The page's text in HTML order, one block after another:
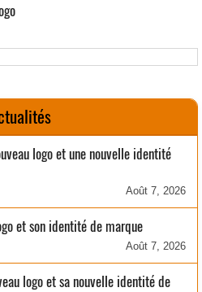
logo et une nouvelle identité
Août 7, 2026
et son identité de marque
Août 7, 2026
logo et sa nouvelle identité de